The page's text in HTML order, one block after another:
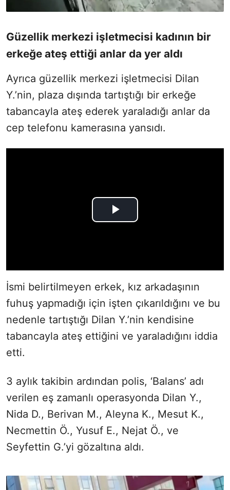
Güzellik merkezi işletmecisi kadının bir
erkeğe ateş ettiği anlar da yer aldı
Ayrıca güzellik merkezi işletmecisi Dilan
Y.’nin, plaza dışında tartıştığı bir erkeğe
tabancayla ateş ederek yaraladığı anlar da
cep telefonu kamerasına yansıdı.
İsmi belirtilmeyen erkek, kız arkadaşının
fuhuş yapmadığı için işten çıkarıldığını ve bu
nedenle tartıştığı Dilan Y.’nin kendisine
tabancayla ateş ettiğini ve yaraladığını iddia
etti.
3 aylık takibin ardından polis, ‘Balans’ adı
verilen eş zamanlı operasyonda Dilan Y.,
Nida D., Berivan M., Aleyna K., Mesut K.,
Necmettin Ö., Yusuf E., Nejat Ö., ve
Seyfettin G.’yi gözaltına aldı.